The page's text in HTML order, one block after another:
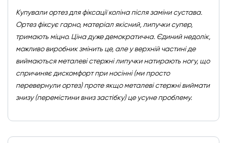
Купували ортез для фіксації коліна після заміни сустава.
Ортез фіксує гарно, матеріал якісний, липучки супер,
тримають міцно. Ціна дуже демократична. Єдиний недолік,
можливо виробник змінить це, але у верхній частині де
виймаються металеві стержні липучки натирають ногу, що
спричиняє дискомфорт при носінні (ми просто
перевернули ортез) проте якщо металеві стержні виймати
знизу (перемістини вниз застібку) це усуне проблему.